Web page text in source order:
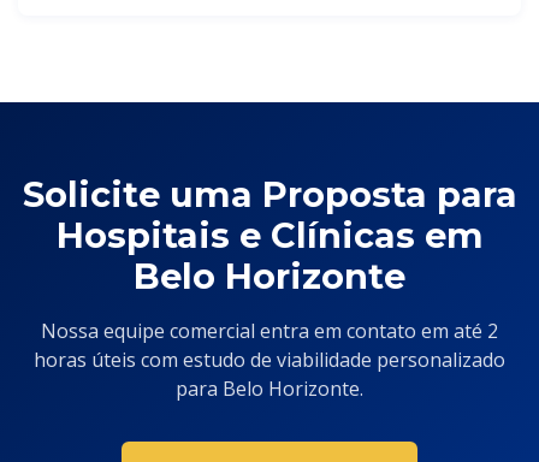
Solicite uma Proposta para
Hospitais e Clínicas em
Belo Horizonte
Nossa equipe comercial entra em contato em até 2
horas úteis com estudo de viabilidade personalizado
para Belo Horizonte.